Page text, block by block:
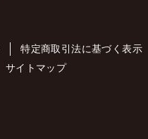
特定商取引法に基づく表示
サイトマップ